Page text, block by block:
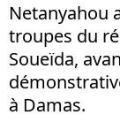
Netanyahou
troupes du
Soueïda,
à Damas.